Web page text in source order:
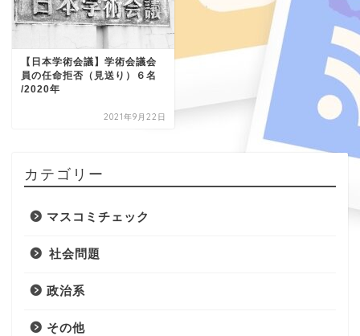
【日本学術会議】学術会議会
員の任命拒否（見送り）６名
/2020年
2021年9月22日
カテゴリー
マスコミチェック
社会問題
政治系
その他